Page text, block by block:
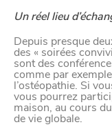
Un réel lieu
Depuis presque
des « soirées
sont des
comme par
l’ostéopathie. Si
vous pourrez
maison, au cours
de vie globale.